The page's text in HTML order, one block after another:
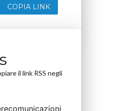
COPIA LINK
il link RSS negli